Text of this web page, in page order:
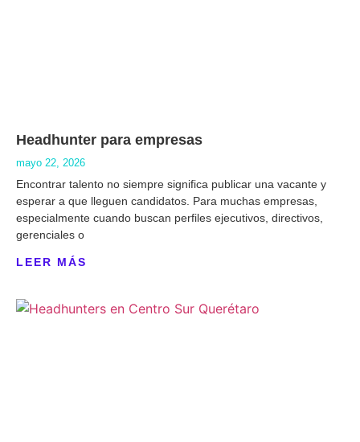
Headhunter para empresas
mayo 22, 2026
Encontrar talento no siempre significa publicar una vacante y
esperar a que lleguen candidatos. Para muchas empresas,
especialmente cuando buscan perfiles ejecutivos, directivos,
gerenciales o
LEER MÁS